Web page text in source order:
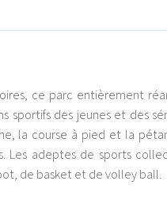
ce parc entièrement
sportifs des jeunes et des
la course à pied et la
Les adeptes de sports
de basket et de volley ball.